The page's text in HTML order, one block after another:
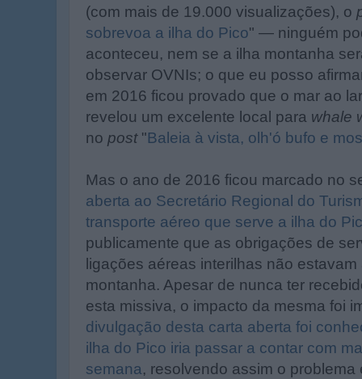
(com mais de 19.000 visualizações), o
sobrevoa a ilha do Pico" — ninguém
aconteceu, nem se a ilha montanha
observar OVNIs; o que eu posso
em 2016 ficou provado que o mar ao
revelou um excelente local para whale
no post"Baleia à vista, olh'ó bufo e
Mas o ano de 2016 ficou marcado no
aberta ao Secretário Regional do
transporte aéreo que serve a ilha do
publicamente que as obrigações de
ligações aéreas interilhas não
montanha. Apesar de nunca ter
esta missiva, o impacto da mesma foi
divulgação desta carta aberta foi
ilha do Pico iria passar a contar com
semana, resolvendo assim o